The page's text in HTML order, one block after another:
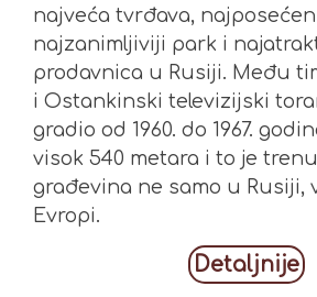
najveća tvrđava,
najzanimljiviji park i
prodavnica u Rusiji. Među
i Ostankinski televizijski
gradio od 1960. do 1967.
visok 540 metara i to je
građevina ne samo u Rusiji,
Evropi.
Detaljnije